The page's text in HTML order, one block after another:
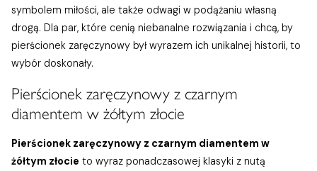
symbolem miłości, ale także odwagi w podążaniu własną
drogą. Dla par, które cenią niebanalne rozwiązania i chcą, by
pierścionek zaręczynowy był wyrazem ich unikalnej historii, to
wybór doskonały.
Pierścionek zaręczynowy z czarnym
diamentem w żółtym złocie
Pierścionek zaręczynowy z czarnym diamentem w
żółtym złocie to wyraz ponadczasowej klasyki z nutą